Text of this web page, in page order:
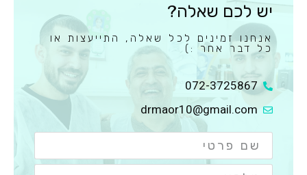
יש לכם שאלה?
אנחנו זמינים לכל שאלה, התייעצות או
כל דבר אחר :)
072-3725867
drmaor10@gmail.com